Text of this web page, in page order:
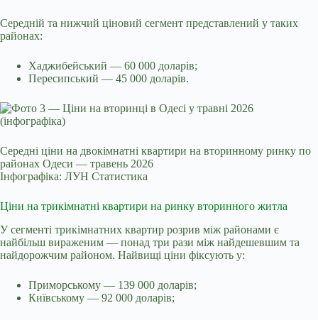
Середній та нижчий ціновий сегмент представлений у таких
районах:
Хаджибейський — 60 000 доларів;
Пересипський — 45 000 доларів.
Середні ціни на двокімнатні квартири на вторинному ринку по
районах Одеси — травень 2026
Інфографіка: ЛУН Статистика
Ціни на трикімнатні квартири на ринку вторинного житла
У сегменті трикімнатних квартир розрив між районами є
найбільш вираженим — понад три рази між найдешевшим та
найдорожчим районом. Найвищі ціни фіксують у:
Приморському — 139 000 доларів;
Київському — 92 000 доларів;